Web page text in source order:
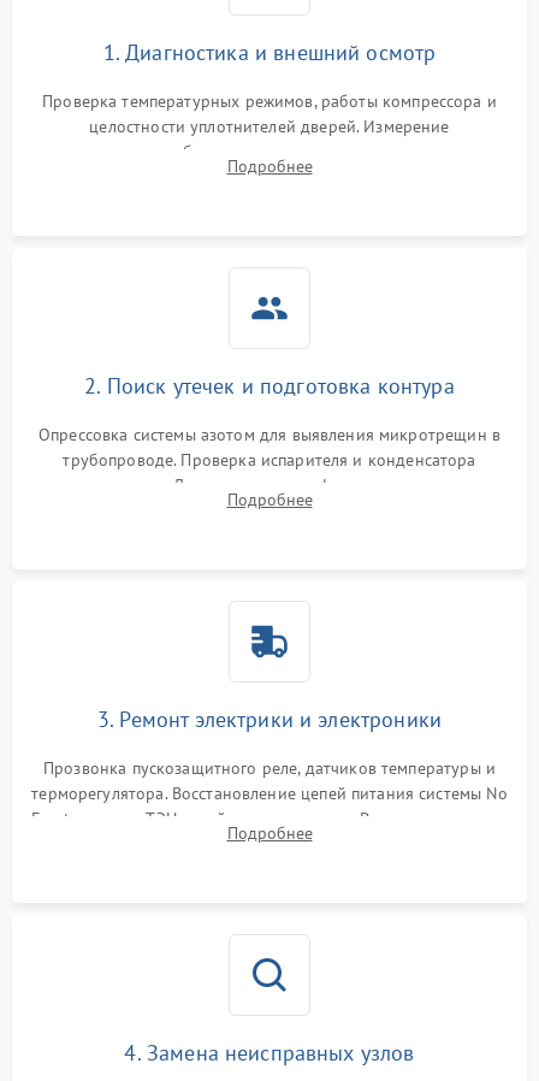
1. Диагностика и внешний осмотр
Проверка температурных режимов, работы компрессора и
целостности уплотнителей дверей. Измерение
сопротивления обмоток мотора, проверка термостата и
считывание кодов ошибок с электронного дисплея.
Подробнее
2. Поиск утечек и подготовка контура
Опрессовка системы азотом для выявления микротрещин в
трубопроводе. Проверка испарителя и конденсатора
течеискателем. Демонтаж старого фильтра-осушителя и
продувка капиллярной трубки для устранения засоров.
Подробнее
3. Ремонт электрики и электроники
Прозвонка пускозащитного реле, датчиков температуры и
терморегулятора. Восстановление цепей питания системы No
Frost, включая ТЭН оттайки и вентилятор. Ремонт или замена
платы управления при сбоях алгоритмов.
Подробнее
4. Замена неисправных узлов